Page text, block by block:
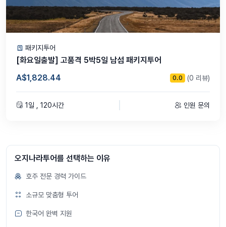
패키지투어
[화요일출발] 고품격 5박5일 남섬 패키지투어
A$1,828.44
0.0 (0 리뷰)
1일 , 120시간 인원 문의
오지나라투어를 선택하는 이유
호주 전문 경력 가이드
소규모 맞춤형 투어
한국어 완벽 지원